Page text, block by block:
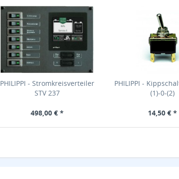
PHILIPPI - Stromkreisverteiler
STV 237
498,00 € *
PHILIPPI -
(1)-0-(2)
14,50 € *